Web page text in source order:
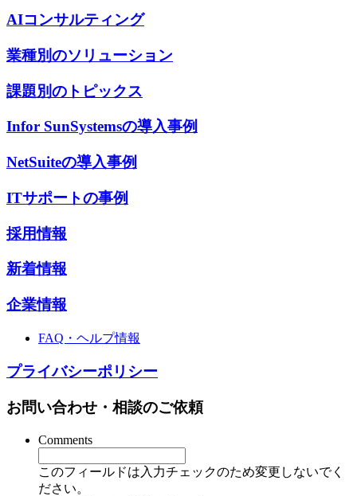
AIコンサルティング
業種別のソリューション
課題別のトピックス
Infor SunSystemsの導入事例
NetSuiteの導入事例
ITサポートの事例
採用情報
新着情報
企業情報
FAQ・ヘルプ情報
プライバシーポリシー
お問い合わせ・相談のご依頼
Comments
このフィールドは入力チェックのため変更しないでく
ださい。